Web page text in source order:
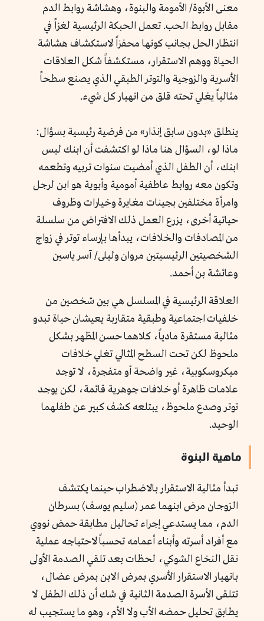
معنى الأبوة/ الأمومة والبنوة، وهشاشة روابط الدم
مقابل روابط الحب. تعمل الحبكة الرئيسية لغزاً في
انتظار الحل بجانب كونها محفزاً لاستكشاف هشاشة
الحياة ووهم الاستقرار، مستكشفاً شكل العلاقات
الأسرية والزوجية والتوتر الطبقي الذي يصنع سطحاً
مثالياً يغلي تحته قلق من انهيار كل شيء.
ينطلق «بدون سابق إنذار» من فرضية رئيسية بسؤال:
ماذا لو، السؤال هنا ماذا لو اكتشفت أن ابنك ليس
ابنك، أن الطفل الذي أمضيت سنوات تربيه وتطعمه
وتكون معه روابط عاطفية أمومية وأبوية هو ابن لرجل
وامرأة مختلفين بجينات مغايرة وخيارات وظروف
حياتية أخرى، يزرع العمل ذلك الافتراض من سلسلة
من المصادفات والخلافات، يبدأها بإرساء توتر في زواج
الشخصيتين الرئيسيتين مروان وليلى/ آسر ياسين
وعائشة بن أحمد.
العلاقة الرئيسية في المسلسل هي بين شخصين من
خلفيات اجتماعية وطبقية متقاربة يعيشان حياة تبدو
مثالية مستقرة مادياً، كلاهما حسن المظهر بشكل
ملحوظ لكن تحت السطح المثالي تغلي خلافات
ميكروسكوبية، غير واضحة أو متفجرة، لا توجد
علامات ظاهرة أو خلافات جوهرية قائمة، لكن يوجد
توتر وصدع ملحوظ، يبتلعه كشف كبير عن طفلهما
الوحيد.
ماهية البنوة
تبدأ مثالية الاستقرار بالاضطراب حينما يكتشف
الزوجان مرض ابنهما عمر (سليم يوسف) بسرطان
الدم، مما يستدعي إجراء تحاليل مطابقة حمض نووي
مع أفراد أسرته وأبناء أعمامه تحسباً لاحتياجه عملية
نقل النخاع الشوكي، لحظات بعد تلقي الصدمة الأولى
بانهيار الاستقرار الأسري بمرض الابن بمرض عضال،
تتلقى الأسرة الصدمة الثانية في شك أن ذلك الطفل لا
يطابق تحليل حمضه الأب ولا الأم، وهو ما يستجيب له